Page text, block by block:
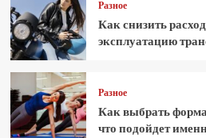
Разное
Как снизить
эксплуатацию
Разное
Как выбрать
что подойдет